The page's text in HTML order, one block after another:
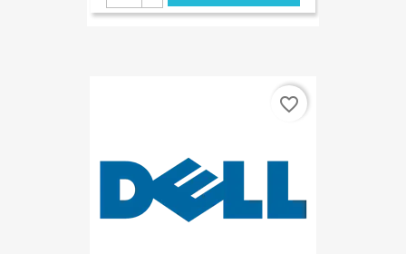
favorite_border